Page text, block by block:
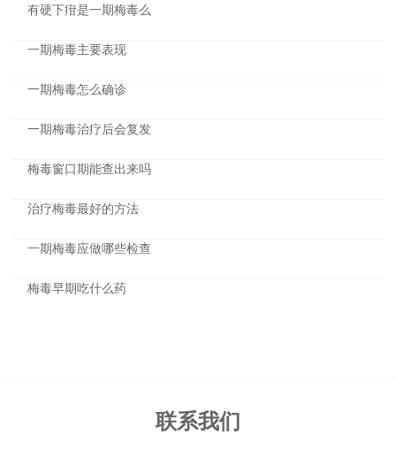
有硬下疳是一期梅毒么
一期梅毒主要表现
一期梅毒怎么确诊
一期梅毒治疗后会复发
梅毒窗口期能查出来吗
治疗梅毒最好的方法
一期梅毒应做哪些检查
梅毒早期吃什么药
联系我们